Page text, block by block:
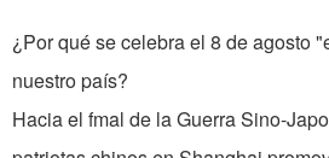
¿Por qué se celebra el 8 de agosto
nuestro país?
Hacia el fmal de la Guerra Sino-